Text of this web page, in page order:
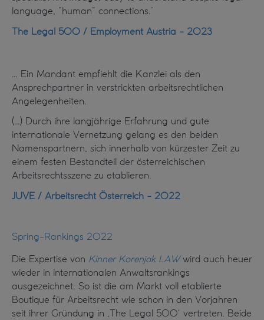
language, “human” connections.’
The Legal 500 / Employment Austria - 2023
… Ein Mandant empfiehlt die Kanzlei als den
Ansprechpartner in verstrickten arbeitsrechtlichen
Angelegenheiten.
(…) Durch ihre langjährige Erfahrung und gute
internationale Vernetzung gelang es den beiden
Namenspartnern, sich innerhalb von kürzester Zeit zu
einem festen Bestandteil der österreichischen
Arbeitsrechtsszene zu etablieren.
JUVE / Arbeitsrecht Österreich - 2022
Spring-Rankings 2022
Die Expertise von Kinner Korenjak LAW wird auch heuer
wieder in internationalen Anwaltsrankings
ausgezeichnet. So ist die am Markt voll etablierte
Boutique für Arbeitsrecht wie schon in den Vorjahren
seit ihrer Gründung in ‚The Legal 500‘ vertreten. Beide